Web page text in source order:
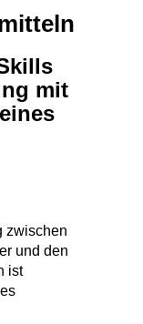
mit
zwischen
und den
ist